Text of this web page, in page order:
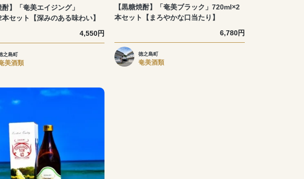
酎】「奄美エイジング」
セット【深みのある味わい】
4,550円
之島町
美酒類
【黒糖焼酎】「奄美ブラック」720ml×2
本セット【まろやかな口当たり】
6,780円
徳之島町
奄美酒類